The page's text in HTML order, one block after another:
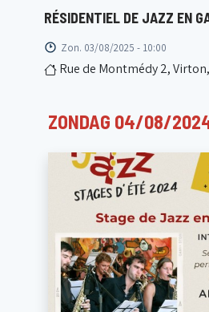
RÉSIDENTIEL DE JAZZ EN
Zon. 03/08/2025 - 10:00
Rue de Montmédy 2,
ZONDAG 04/08/